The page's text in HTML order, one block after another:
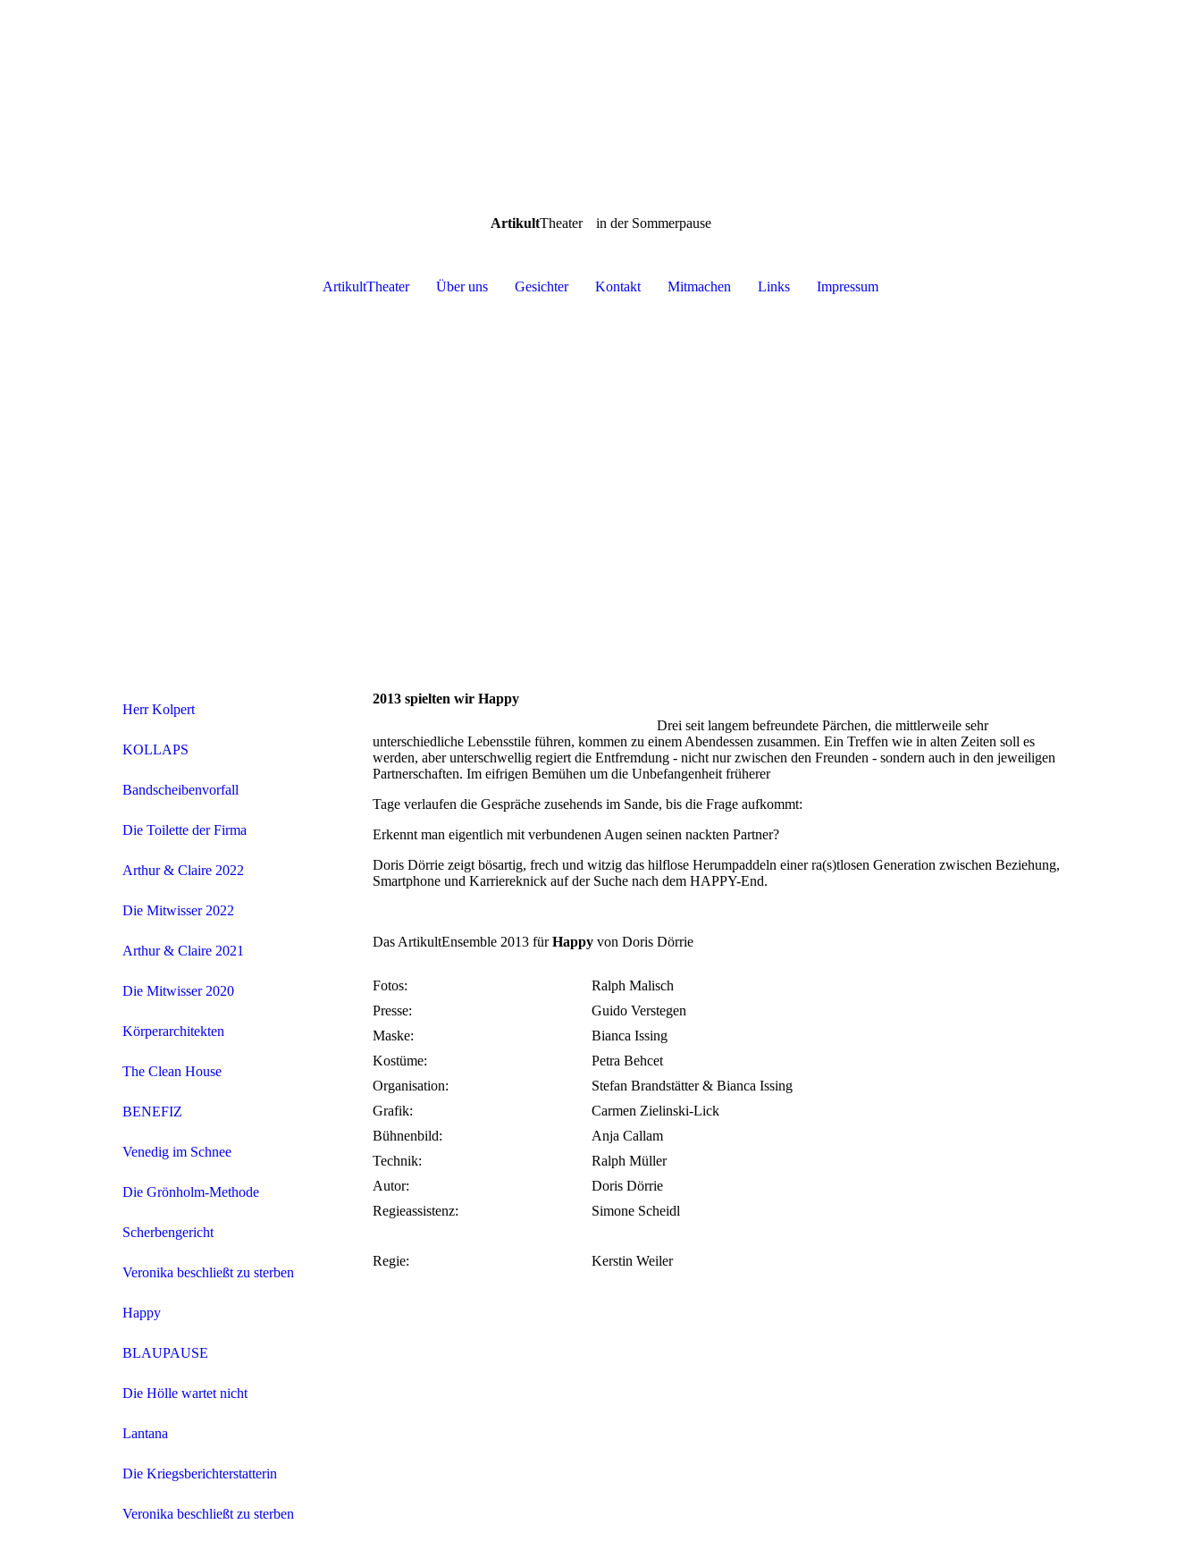
ArtikultTheater in der Sommerpause
ArtikultTheater Über uns Gesichter Kontakt Mitmachen Links Impressum
Herr Kolpert
KOLLAPS
Bandscheibenvorfall
Die Toilette der Firma
Arthur & Claire 2022
Die Mitwisser 2022
Arthur & Claire 2021
Die Mitwisser 2020
Körperarchitekten
The Clean House
BENEFIZ
Venedig im Schnee
Die Grönholm-Methode
Scherbengericht
Veronika beschließt zu sterben
Happy
BLAUPAUSE
Die Hölle wartet nicht
Lantana
Die Kriegsberichterstatterin
Veronika beschließt zu sterben
2013 spielten wir Happy
Drei seit langem befreundete Pärchen, die mittlerweile sehr
unterschiedliche Lebensstile führen, kommen zu einem Abendessen zusammen. Ein Treffen wie in alten Zeiten soll es
werden, aber unterschwellig regiert die Entfremdung - nicht nur zwischen den Freunden - sondern auch in den jeweiligen
Partnerschaften. Im eifrigen Bemühen um die Unbefangenheit früherer
Tage verlaufen die Gespräche zusehends im Sande, bis die Frage aufkommt:
Erkennt man eigentlich mit verbundenen Augen seinen nackten Partner?
Doris Dörrie zeigt bösartig, frech und witzig das hilflose Herumpaddeln einer ra(s)tlosen Generation zwischen Beziehung,
Smartphone und Karriereknick auf der Suche nach dem HAPPY-End.
Das ArtikultEnsemble 2013 fürHappy von Doris Dörrie
Fotos:
Ralph Malisch
Presse:
Guido Verstegen
Maske:
Bianca Issing
Kostüme:
Petra Behcet
Organisation:
Stefan Brandstätter & Bianca Issing
Grafik:
Carmen Zielinski-Lick
Bühnenbild:
Anja Callam
Technik:
Ralph Müller
Autor:
Doris Dörrie
Regieassistenz:
Simone Scheidl
Regie: Kerstin Weiler